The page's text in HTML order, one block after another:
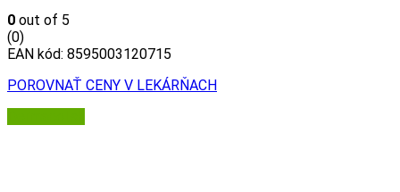
0 out of 5
(0)
EAN kód: 8595003120715
POROVNAŤ CENY V LEKÁRŇACH